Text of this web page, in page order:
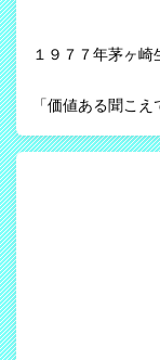
１９７７年茅ヶ崎
「価値ある聞こえ